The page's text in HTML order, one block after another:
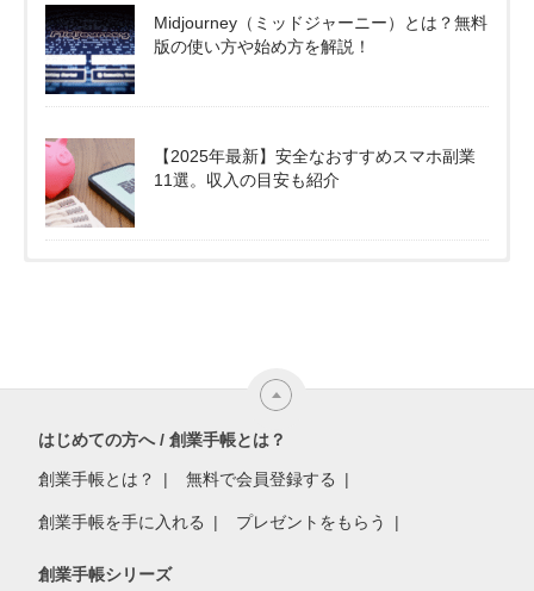
Midjourney（ミッドジャーニー）とは？無料
版の使い方や始め方を解説！
【2025年最新】安全なおすすめスマホ副業
11選。収入の目安も紹介
はじめての方へ / 創業手帳とは？
創業手帳とは？ 無料で会員登録する
創業手帳を手に入れる プレゼントをもらう
創業手帳シリーズ